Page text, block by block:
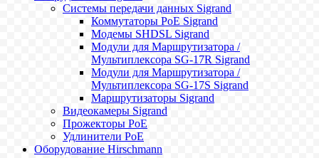
Системы передачи данных Sigrand
Коммутаторы PoE Sigrand
Модемы SHDSL Sigrand
Модули для Маршрутизатора /
Мультиплексора SG-17R Sigrand
Модули для Маршрутизатора /
Мультиплексора SG-17S Sigrand
Маршрутизаторы Sigrand
Видеокамеры Sigrand
Прожекторы PoE
Удлинители PoE
Оборудование Hirschmann